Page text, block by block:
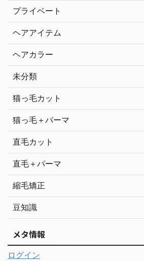
プライベート
ヘアアイテム
ヘアカラー
未分類
猫っ毛カット
猫っ毛＋パーマ
直毛カット
直毛＋パーマ
縮毛矯正
豆知識
メタ情報
ログイン